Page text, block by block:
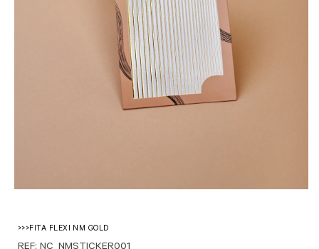
>>>FITA FLEXI NM GOLD